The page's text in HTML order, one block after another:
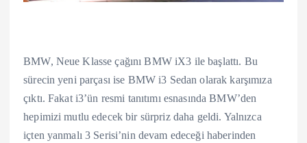
BMW, Neue Klasse çağını BMW iX3 ile başlattı. Bu
sürecin yeni parçası ise BMW i3 Sedan olarak karşımıza
çıktı. Fakat i3’ün resmi tanıtımı esnasında BMW’den
hepimizi mutlu edecek bir sürpriz daha geldi. Yalnızca
içten yanmalı 3 Serisi’nin devam edeceği haberinden